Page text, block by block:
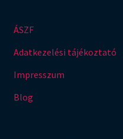
ÁSZF
Adatkezelési tájékoztató
Impresszum
Blog